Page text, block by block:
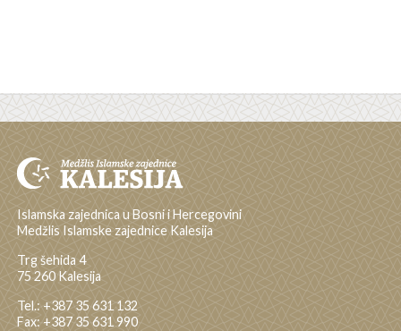
Islamska zajednica u Bosni i Hercegovini
Medžlis Islamske zajednice Kalesija
Trg šehida 4
75 260 Kalesija
Tel.: +387 35 631 132
Fax: +387 35 631 990